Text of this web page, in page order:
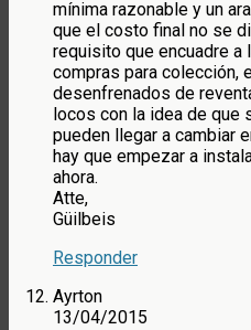
mínima razonable y un
que el costo final no se
requisito que encuadre
compras para colección,
desenfrenados de
locos con la idea de que
pueden llegar a cambiar
hay que empezar a
ahora.
Atte,
Güilbeis
Responder
Ayrton
13/04/2015